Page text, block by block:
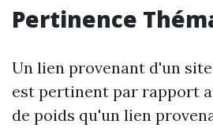
Pertinence
Un lien provenant d'un
est pertinent par rapport
de poids qu'un lien